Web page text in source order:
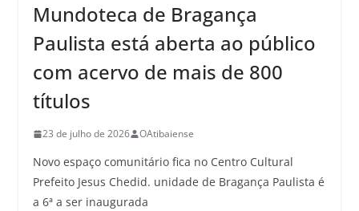
Mundoteca de Bragança
Paulista está aberta ao público
com acervo de mais de 800
títulos
23 de julho de 2026 OAtibaiense
Novo espaço comunitário fica no Centro Cultural
Prefeito Jesus Chedid. unidade de Bragança Paulista é
a 6ª a ser inaugurada